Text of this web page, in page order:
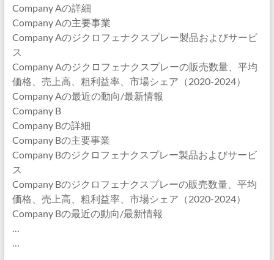
Company Aの詳細
Company Aの主要事業
Company Aのジクロフェナクスプレー製品およびサービ
ス
Company Aのジクロフェナクスプレーの販売数量、平均
価格、売上高、粗利益率、市場シェア（2020-2024）
Company Aの最近の動向/最新情報
Company B
Company Bの詳細
Company Bの主要事業
Company Bのジクロフェナクスプレー製品およびサービ
ス
Company Bのジクロフェナクスプレーの販売数量、平均
価格、売上高、粗利益率、市場シェア（2020-2024）
Company Bの最近の動向/最新情報
…
…